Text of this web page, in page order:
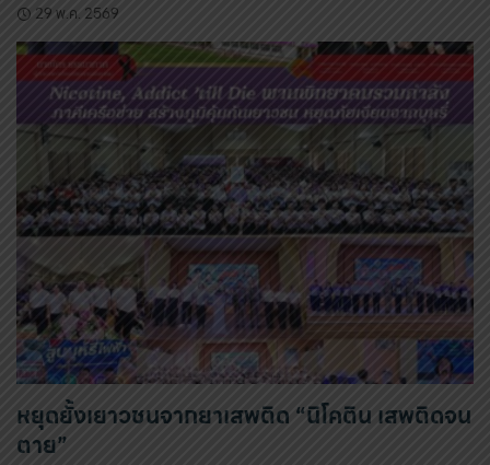
29 พ.ค. 2569
หยุดยั้งเยาวชนจากยาเสพติด “นิโคติน เสพติดจน
ตาย”